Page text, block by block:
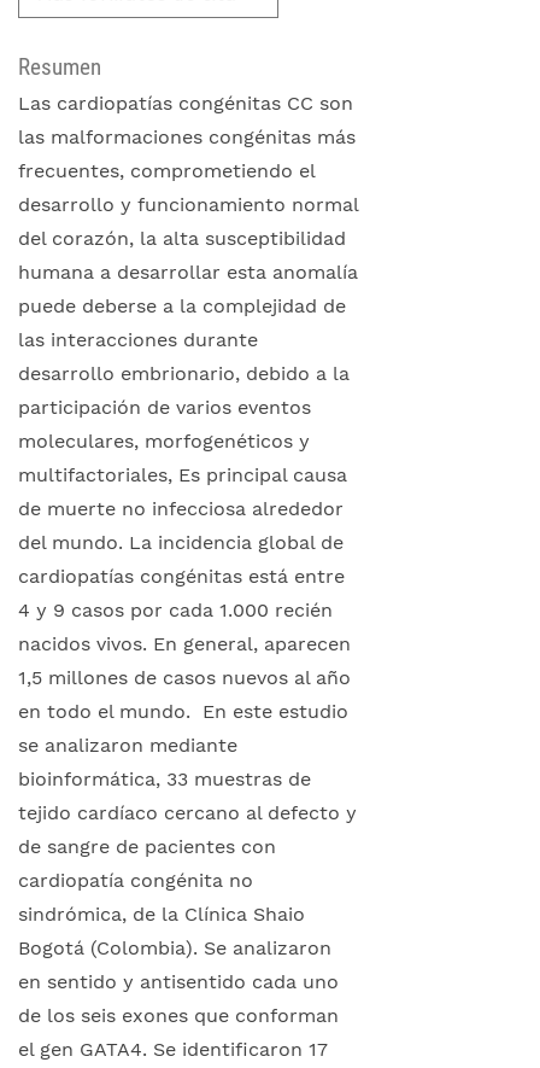
Resumen
Las cardiopatías congénitas CC son
las malformaciones congénitas más
frecuentes, comprometiendo el
desarrollo y funcionamiento normal
del corazón, la alta susceptibilidad
humana a desarrollar esta anomalía
puede deberse a la complejidad de
las interacciones durante
desarrollo embrionario, debido a la
participación de varios eventos
moleculares, morfogenéticos y
multifactoriales, Es principal causa
de muerte no infecciosa alrededor
del mundo. La incidencia global de
cardiopatías congénitas está entre
4 y 9 casos por cada 1.000 recién
nacidos vivos. En general, aparecen
1,5 millones de casos nuevos al año
en todo el mundo. En este estudio
se analizaron mediante
bioinformática, 33 muestras de
tejido cardíaco cercano al defecto y
de sangre de pacientes con
cardiopatía congénita no
sindrómica, de la Clínica Shaio
Bogotá (Colombia). Se analizaron
en sentido y antisentido cada uno
de los seis exones que conforman
el gen GATA4. Se identificaron 17